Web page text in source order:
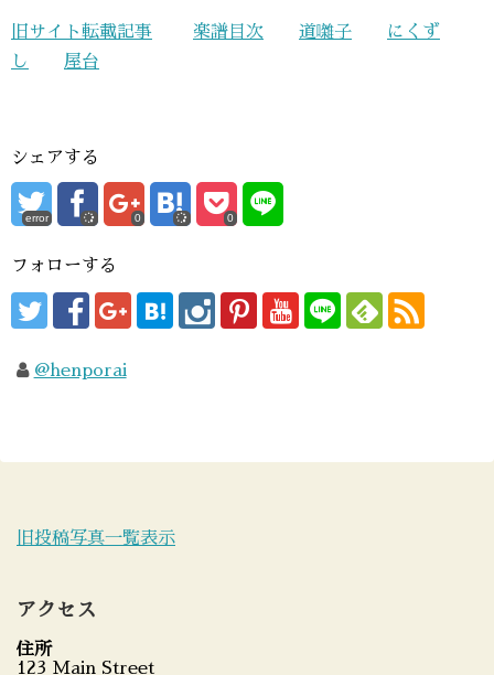
旧サイト転載記事 楽譜目次 道囃子
にくず
し
屋台
シェアする
error 0 0
フォローする
@henporai
旧投稿写真一覧表示
アクセス
住所
123 Main Street